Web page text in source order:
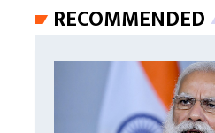
RECOMMENDED